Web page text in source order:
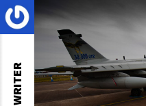
WRITER